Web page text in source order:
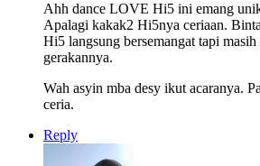
Ahh dance LOVE Hi5 ini emang
Apalagi kakak2 Hi5nya ceriaan.
Hi5 langsung bersemangat tapi
gerakannya.
Wah asyin mba desy ikut acaranya.
ceria.
Reply